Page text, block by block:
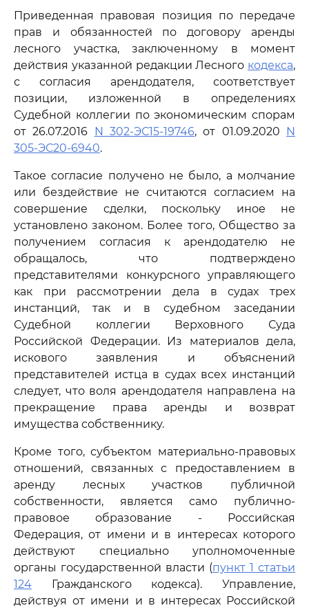
Приведенная правовая позиция по передаче
прав и обязанностей по договору аренды
лесного участка, заключенному в момент
действия указанной редакции Лесного кодекса,
с согласия арендодателя, соответствует
позиции, изложенной в определениях
Судебной коллегии по экономическим спорам
от 26.07.2016 N 302-ЭС15-19746, от 01.09.2020 N
305-ЭС20-6940.
Такое согласие получено не было, а молчание
или бездействие не считаются согласием на
совершение сделки, поскольку иное не
установлено законом. Более того, Общество за
получением согласия к арендодателю не
обращалось, что подтверждено
представителями конкурсного управляющего
как при рассмотрении дела в судах трех
инстанций, так и в судебном заседании
Судебной коллегии Верховного Суда
Российской Федерации. Из материалов дела,
искового заявления и объяснений
представителей истца в судах всех инстанций
следует, что воля арендодателя направлена на
прекращение права аренды и возврат
имущества собственнику.
Кроме того, субъектом материально-правовых
отношений, связанных с предоставлением в
аренду лесных участков публичной
собственности, является само публично-
правовое образование - Российская
Федерация, от имени и в интересах которого
действуют специально уполномоченные
органы государственной власти (пункт 1 статьи
124 Гражданского кодекса). Управление,
действуя от имени и в интересах Российской